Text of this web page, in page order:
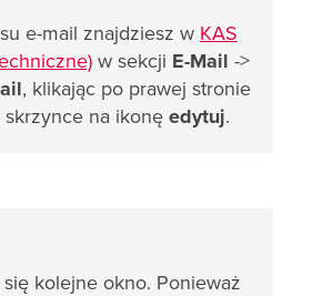
e-mail znajdziesz w KAS
w sekcji E-Mail ->
, klikając po prawej stronie
na ikonę edytuj.
kolejne okno. Ponieważ